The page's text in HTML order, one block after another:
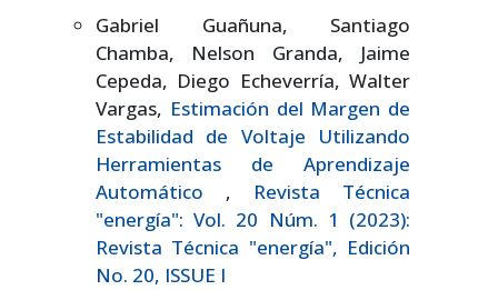
Gabriel Guañuna, Santiago
Chamba, Nelson Granda, Jaime
Cepeda, Diego Echeverría, Walter
Vargas, Estimación del Margen de
Estabilidad de Voltaje Utilizando
Herramientas de Aprendizaje
Automático , Revista Técnica
"energía": Vol. 20 Núm. 1 (2023):
Revista Técnica "energía", Edición
No. 20, ISSUE I